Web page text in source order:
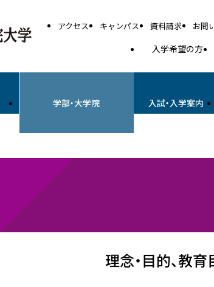
アクセス キャンパス 資料請求 お問
入学希望の方
学部・大学院 入試・入学案内
理念・目的、教